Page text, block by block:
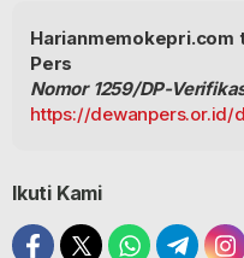
Harianmemokepri.com
Pers
Nomor 1259/DP-
https://dewanpers.or.id/
Ikuti Kami